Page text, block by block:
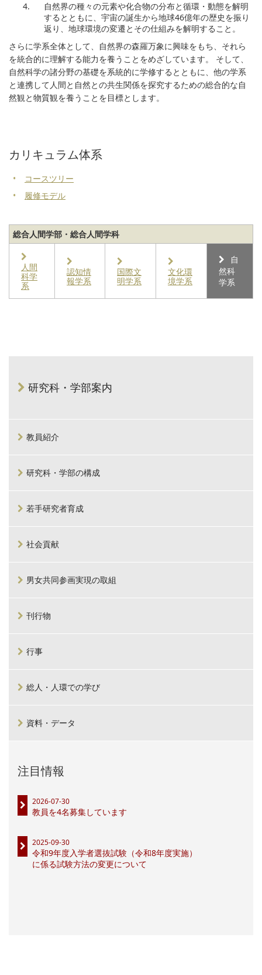
自然界の種々の元素や化合物の分布と循環・動態を解明
するとともに、宇宙の誕生から地球46億年の歴史を振り
返り、地球環境の変遷とその仕組みを解明すること。
さらに学系全体として、自然界の森羅万象に興味をもち、それら
を統合的に理解する能力を養うことをめざしています。 そして、
自然科学の諸分野の基礎を系統的に学修するとともに、他の学系
と連携して人間と自然との共生関係を探究するための総合的な自
然観と物質観を養うことを目標とします。
カリキュラム体系
コースツリー
履修モデル
総合人間学部・総合人間学科
人間
科学
系
認知情
報学系
国際文
明学系
文化環
境学系
自
然科
学系
研究科・学部案内
教員紹介
研究科・学部の構成
若手研究者育成
社会貢献
男女共同参画実現の取組
刊行物
行事
総人・人環での学び
資料・データ
注目情報
2026-07-30
教員を4名募集しています
2025-09-30
令和9年度入学者選抜試験（令和8年度実施）
に係る試験方法の変更について